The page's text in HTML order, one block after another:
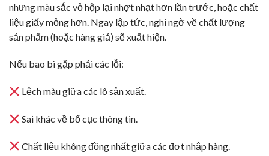
nhưng màu sắc vỏ hộp lại nhợt nhạt hơn lần trước, hoặc chất
liệu giấy mỏng hơn. Ngay lập tức, nghi ngờ về chất lượng
sản phẩm (hoặc hàng giả) sẽ xuất hiện.
Nếu bao bì gặp phải các lỗi:
Lệch màu giữa các lô sản xuất.
Sai khác về bố cục thông tin.
Chất liệu không đồng nhất giữa các đợt nhập hàng.